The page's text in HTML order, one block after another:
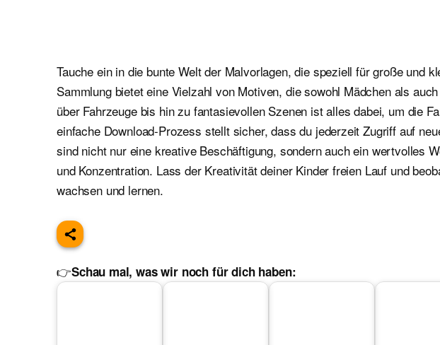
Tauche ein in die bunte Welt der Malvorlagen, die speziell für große und
Sammlung bietet eine Vielzahl von Motiven, die sowohl Mädchen als
über Fahrzeuge bis hin zu fantasievollen Szenen ist alles dabei, um die
einfache Download-Prozess stellt sicher, dass du jederzeit Zugriff auf
sind nicht nur eine kreative Beschäftigung, sondern auch ein wertvolles
und Konzentration. Lass der Kreativität deiner Kinder freien Lauf und
wachsen und lernen.
👉Schau mal, was wir noch für dich haben: